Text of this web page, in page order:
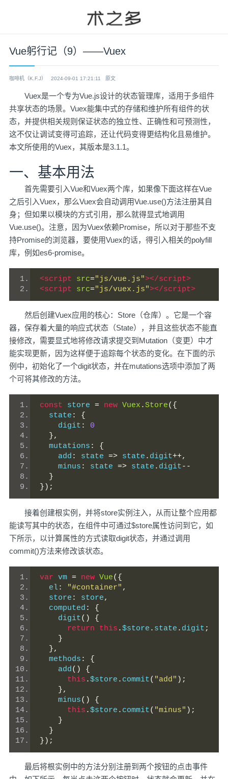
Vue躬行记（9）——Vuex
咖啡机（K.F.J） 2024-09-01 17:21:11 原文
Vuex是一个专为Vue.js设计的状态管理库，适用于多组件
共享状态的场景。Vuex能集中式的存储和维护所有组件的状
态，并提供相关规则保证状态的独立性、正确性和可预测性，
这不仅让调试变得可追踪，还让代码变得更结构化且易维护。
本文所使用的Vuex，其版本是3.1.1。
一、基本用法
首先需要引入Vue和Vuex两个库，如果像下面这样在Vue
之后引入Vuex，那么Vuex会自动调用Vue.use()方法注册其自
身；但如果以模块的方式引用，那么就得显式地调用
Vue.use()。注意，因为Vuex依赖Promise，所以对于那些不支
持Promise的浏览器，要使用Vuex的话，得引入相关的polyfill
库，例如es6-promise。
<script src="js/vue.js"></script>
<script
src="js/vuex.js"></script>
然后创建Vuex应用的核心：Store（仓库）。它是一个容
器，保存着大量的响应式状态（State），并且这些状态不能直
接修改，需要显式地将修改请求提交到Mutation（变更）中才
能实现更新，因为这样便于追踪每个状态的变化。在下面的示
例中，初始化了一个digit状态，并在mutations选项中添加了两
个可将其修改的方法。
const store = new Vuex .Store({
  state
:
{
    digit
:
0
},
  mutations
:
{
    add
: state => state . digit++,
    minus
: state => state . digit--
}
});
接着创建根实例，并将store实例注入，从而让整个应用都
能读写其中的状态，在组件中可通过$store属性访问到它，如
下所示，以计算属性的方式读取digit状态，并通过调用
commit()方法来修改该状态。
var vm = new Vue({
  el
: "#container" ,
  store
: store,
  computed
:
{
    digit
()
{
return
this .$store . state . digit ;
}
},
  methods
:
{
    add
()
{
this .$store . commit( "add" );
},
    minus
()
{
this .$store . commit( "minus" );
}
}
});
最后将根实例中的方法分别注册到两个按钮的点击事件